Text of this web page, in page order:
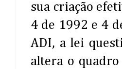
sua criação
4 de 1992 e 4
ADI, a lei
altera o